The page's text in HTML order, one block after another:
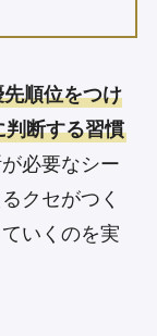
先順位をつけ
判断する習慣
必要なシー
クセがつく
いくのを実